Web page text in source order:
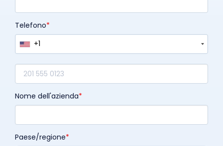
Telefono
+1
Nome dell'azienda
Paese/regione